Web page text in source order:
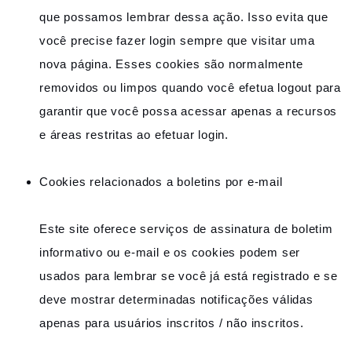
que possamos lembrar dessa ação. Isso evita que
você precise fazer login sempre que visitar uma
nova página. Esses cookies são normalmente
removidos ou limpos quando você efetua logout para
garantir que você possa acessar apenas a recursos
e áreas restritas ao efetuar login.
Cookies relacionados a boletins por e-mail
Este site oferece serviços de assinatura de boletim
informativo ou e-mail e os cookies podem ser
usados ​​para lembrar se você já está registrado e se
deve mostrar determinadas notificações válidas
apenas para usuários inscritos / não inscritos.